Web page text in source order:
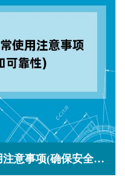
阿特拉斯空压机日常使用注意事项(确保安全和可靠性)